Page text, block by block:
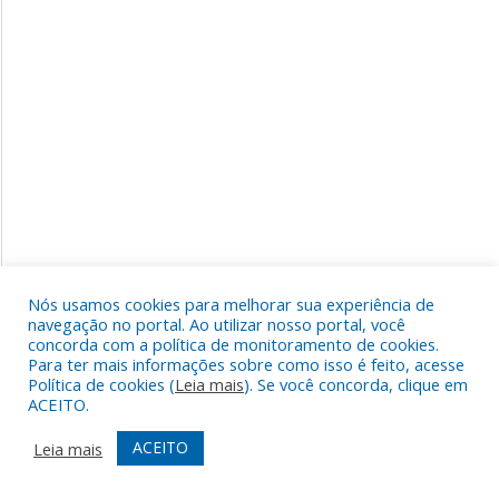
Nós usamos cookies para melhorar sua experiência de
navegação no portal. Ao utilizar nosso portal, você
concorda com a política de monitoramento de cookies.
Para ter mais informações sobre como isso é feito, acesse
Política de cookies (Leia mais). Se você concorda, clique em
ACEITO.
Leia mais
ACEITO